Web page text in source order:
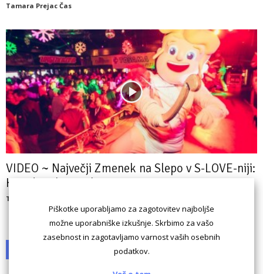
Tamara Prejac Čas
VIDEO ~ Največji Zmenek na Slepo v S-LOVE-niji:
Kupid Ljubo strelja...
Tamara Prejac Čas
Piškotke uporabljamo za zagotovitev najboljše
možne uporabniške izkušnje. Skrbimo za vašo
zasebnost in zagotavljamo varnost vaših osebnih
podatkov.